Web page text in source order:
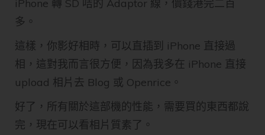
iPhone 轉 SD 咭的 Adaptor 線，價錢港完二百
多。
這樣，你影好相時，可以直插到 iPhone 直接過
相，這對我而言很方便，因為我多在 iPhone 直接
upload 相片去 Blog 或 Openrice。
好了，所有關於這部機的性能，需要買的東西都說
完，現在可以看相片質素了。